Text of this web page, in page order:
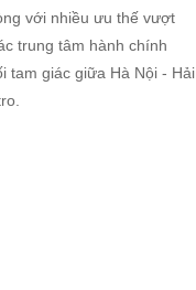
với nhiều ưu thế vượt
trung tâm hành chính
tam giác giữa Hà Nội - Hải